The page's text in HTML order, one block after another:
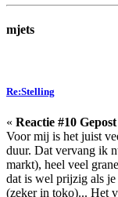
mjets
Re:Stelling
« Reactie #10
Voor mij is het juist
duur. Dat vervang ik
markt), heel veel
dat is wel prijzig als
(zeker in toko)... Het